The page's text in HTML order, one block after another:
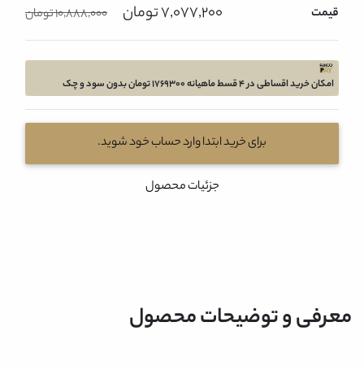
قیمت 7,077,200 تومان 10,888,000 تومان
امکان خرید اقساطی در 4 قسط ماهیانه 1769300 تومان بدون سود و چک
برای خرید ابتدا وارد حساب خود شوید.
جزئیات محصول
معرفی و توضیحات محصول